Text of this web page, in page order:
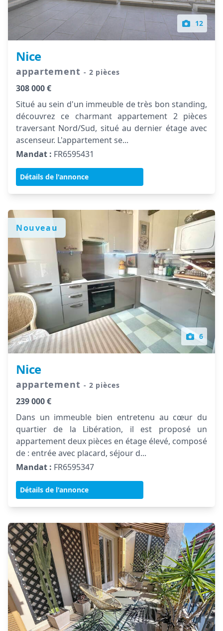
12
Nice
appartement - 2 pièces
308 000 €
Situé au sein d'un immeuble de très bon standing,
découvrez ce charmant appartement 2 pièces
traversant Nord/Sud, situé au dernier étage avec
ascenseur. L'appartement se...
Mandat : FR6595431
Détails de l'annonce
6
Nouveau
Nice
appartement - 2 pièces
239 000 €
Dans un immeuble bien entretenu au cœur du
quartier de la Libération, il est proposé un
appartement deux pièces en étage élevé, composé
de : entrée avec placard, séjour d...
Mandat : FR6595347
Détails de l'annonce